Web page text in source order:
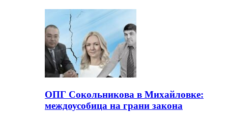
ОПГ Сокольникова в Михайловке:
междоусобица на грани закона